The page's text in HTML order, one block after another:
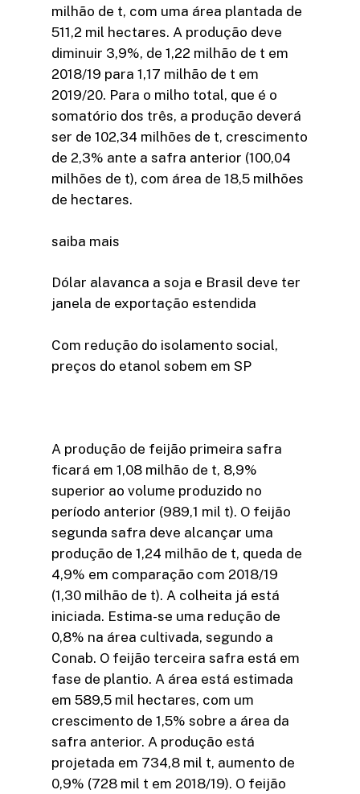
milhão de t, com uma área plantada de
511,2 mil hectares. A produção deve
diminuir 3,9%, de 1,22 milhão de t em
2018/19 para 1,17 milhão de t em
2019/20. Para o milho total, que é o
somatório dos três, a produção deverá
ser de 102,34 milhões de t, crescimento
de 2,3% ante a safra anterior (100,04
milhões de t), com área de 18,5 milhões
de hectares.
saiba mais
Dólar alavanca a soja e Brasil deve ter
janela de exportação estendida
Com redução do isolamento social,
preços do etanol sobem em SP
A produção de feijão primeira safra
ficará em 1,08 milhão de t, 8,9%
superior ao volume produzido no
período anterior (989,1 mil t). O feijão
segunda safra deve alcançar uma
produção de 1,24 milhão de t, queda de
4,9% em comparação com 2018/19
(1,30 milhão de t). A colheita já está
iniciada. Estima-se uma redução de
0,8% na área cultivada, segundo a
Conab. O feijão terceira safra está em
fase de plantio. A área está estimada
em 589,5 mil hectares, com um
crescimento de 1,5% sobre a área da
safra anterior. A produção está
projetada em 734,8 mil t, aumento de
0,9% (728 mil t em 2018/19). O feijão